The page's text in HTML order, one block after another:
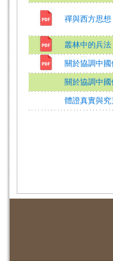
禪與西方思想
叢林中的兵法
關於協調中
關於協調中
體證真實與